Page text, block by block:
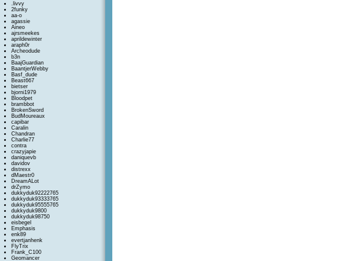
.livvy
2funky
aa-o
agassie
Aineo
ajrsmeekes
aprildewinter
araph0r
Archeodude
b3n
BaajGuardian
BaantjerWebby
Basf_dude
Beast667
bietser
bjorni1979
Bloodpet
brambbot
BrokenSword
BudMoureaux
capibar
Caralin
Chandran
Charlie77
contra
crazyjapie
daniquevb
davidov
distrexx
dMaestr0
DreamALot
drZymo
dukkyduk92222765
dukkyduk93333765
dukkyduk95555765
dukkyduk9800
dukkyduk98750
eisbegel
Emphasis
enk89
evertjanhenk
FlyTrix
Frank_C100
Geomancer